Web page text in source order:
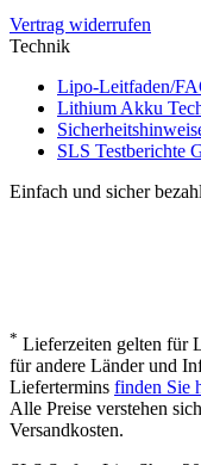
Vertrag widerrufen
Technik
Lipo-Leitfaden/
Lithium Akku
SLS Testberichte
Einfach und sicher
* Lieferzeiten gelten für
für andere Länder und
Liefertermins finden Sie
Alle Preise verstehen
Versandkosten.